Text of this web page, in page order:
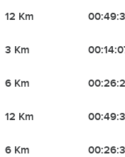
12 Km
3 Km
6 Km
12 Km
6 Km